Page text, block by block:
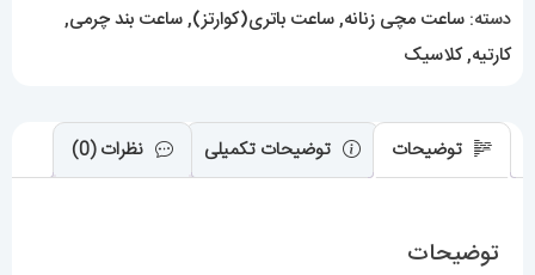
سفید
Cartier
Santos100
diamond
دسته: ساعت مچی زنانه,ساعت باتری(کوارتز),ساعت بند چرمی,
کارتیه,کلاسیک
توضیحات توضیحات تکمیلی نظرات (0)
توضیحات